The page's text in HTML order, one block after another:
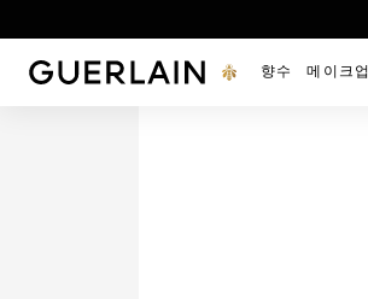
겔랑 - (홈페이지로 돌아가기)
향수 메이크업